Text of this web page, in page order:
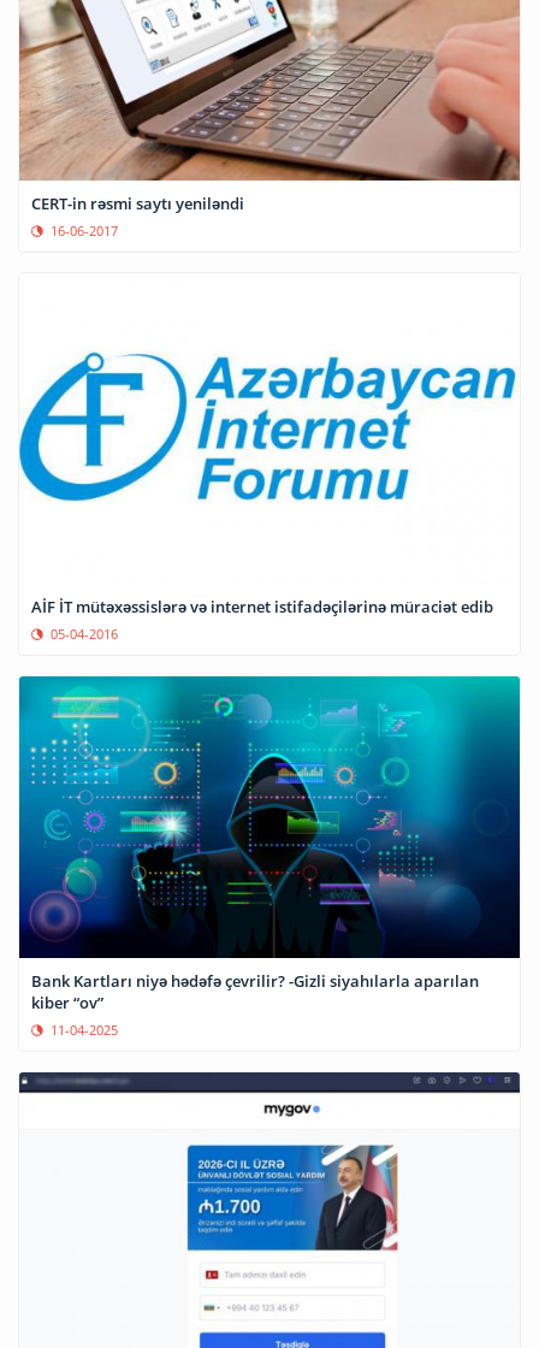
CERT-in rəsmi saytı yeniləndi
16-06-2017
AİF İT mütəxəssislərə və internet istifadəçilərinə müraciət edib
05-04-2016
Bank Kartları niyə hədəfə çevrilir? -Gizli siyahılarla aparılan
kiber “ov”
11-04-2025